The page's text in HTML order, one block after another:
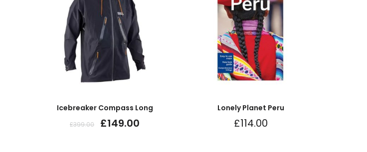
Icebreaker Compass Long
£399.00 £149.00
Lonely Planet Peru
£114.00